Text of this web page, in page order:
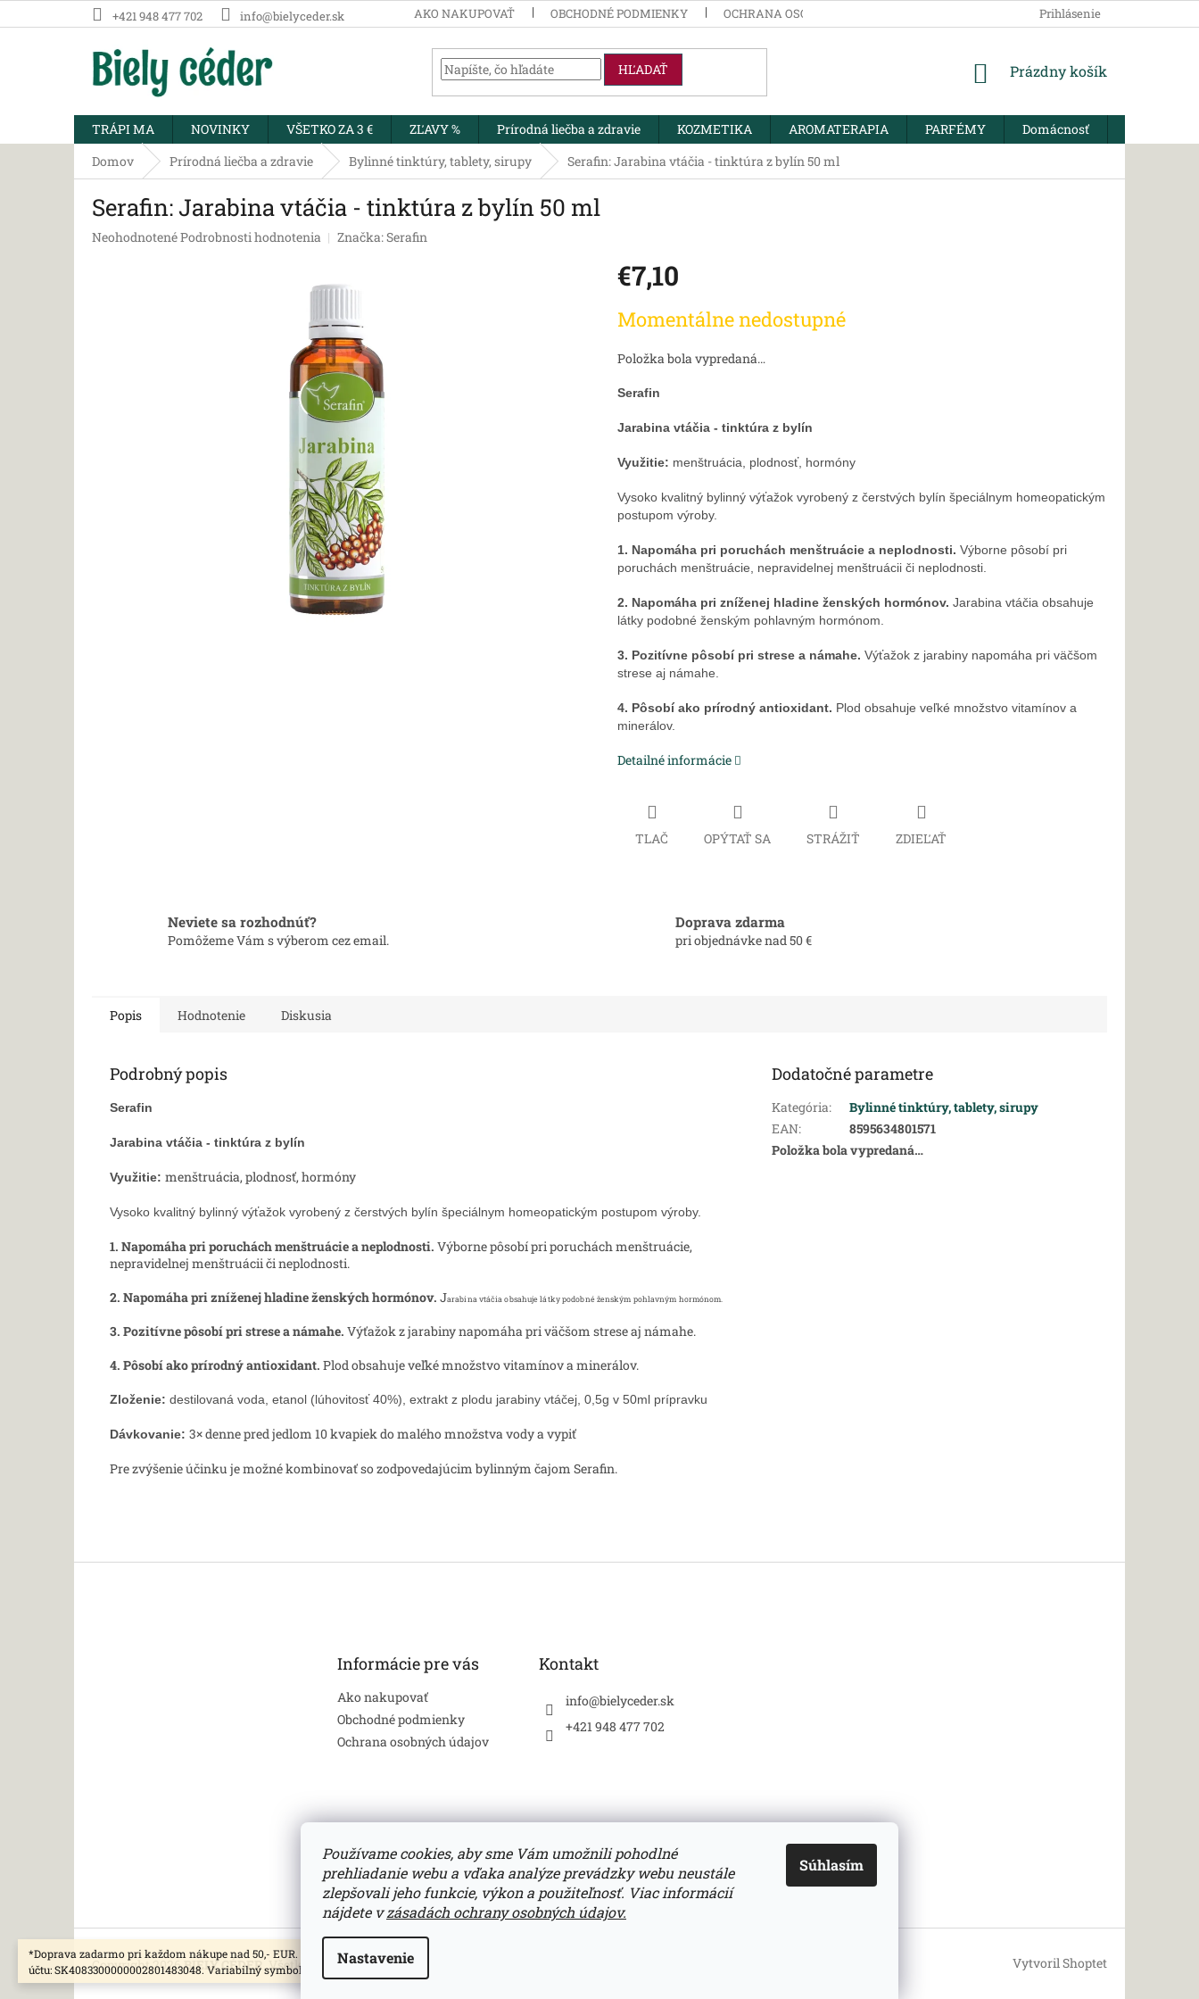
Používame cookies, aby sme Vám umožnili pohodlné
prehliadanie webu a vďaka analýze prevádzky webu neustále
zlepšovali jeho funkcie, výkon a použiteľnosť. Viac informácií
nájdete vzásadách ochrany osobných údajov.
Nastavenie
Súhlasím
na
*Doprava zadarmo pri každom nákupe nad 50,- EUR. *UPOZORNENIE: Číslo
účtu: SK4083300000002801483048. Variabilný symbol - číslo objednávky.
+421 948 477 702 info@bielyceder.sk AKO NAKUPOVAŤ OBCHODNÉ PODMIENKY OCHRANA OSOBNÝCH ÚDAJOV Prihlásenie
HĽADAŤ
NÁKUPNÝ
Prázdny košík
TRÁPI MA NOVINKY VŠETKO ZA 3 € ZĽAVY % Prírodná liečba a zdravie KOZMETIKA AROMATERAPIA PARFÉMY Domácnosť
Domov
Prírodná liečba a zdravie Bylinné tinktúry, tablety, sirupy Serafin: Jarabina vtáčia - tinktúra z bylín 50 ml
Serafin: Jarabina vtáčia - tinktúra z bylín 50 ml
Priemerné
NeohodnotenéPodrobnosti hodnotenia Značka:Serafin
€7,10
cena:
Momentálne nedostupné
Položka bola vypredaná…
Serafin
Jarabina vtáčia - tinktúra z bylín
Využitie: menštruácia, plodnosť, hormóny
Vysoko kvalitný bylinný výťažok vyrobený z čerstvých bylín špeciálnym homeopatickým
postupom výroby.
1. Napomáha pri poruchách menštruácie a neplodnosti. Výborne pôsobí pri
poruchách menštruácie, nepravidelnej menštruácii či neplodnosti.
2. Napomáha pri zníženej hladine ženských hormónov. Jarabina vtáčia obsahuje
látky podobné ženským pohlavným hormónom.
3. Pozitívne pôsobí pri strese a námahe. Výťažok z jarabiny napomáha pri väčšom
strese aj námahe.
4. Pôsobí ako prírodný antioxidant. Plod obsahuje veľké množstvo vitamínov a
minerálov.
Detailné informácie
TLAČ OPÝTAŤ SA STRÁŽIŤ ZDIEĽAŤ
Neviete sa rozhodnúť?
Pomôžeme Vám s výberom cez email.
Doprava zdarma
pri objednávke nad 50 €
Popis Hodnotenie Diskusia
Podrobný popis
Serafin
Jarabina vtáčia - tinktúra z bylín
Využitie: menštruácia, plodnosť, hormóny
Vysoko kvalitný bylinný výťažok vyrobený z čerstvých bylín špeciálnym homeopatickým postupom výroby.
1. Napomáha pri poruchách menštruácie a neplodnosti. Výborne pôsobí pri poruchách menštruácie,
nepravidelnej menštruácii či neplodnosti.
2. Napomáha pri zníženej hladine ženských hormónov. Jarabina vtáčia obsahuje látky podobné ženským pohlavným hormónom.
3. Pozitívne pôsobí pri strese a námahe. Výťažok z jarabiny napomáha pri väčšom strese aj námahe.
4. Pôsobí ako prírodný antioxidant. Plod obsahuje veľké množstvo vitamínov a minerálov.
Zloženie: destilovaná voda, etanol (lúhovitosť 40%), extrakt z plodu jarabiny vtáčej, 0,5g v 50ml prípravku
Dávkovanie: 3× denne pred jedlom 10 kvapiek do malého množstva vody a vypiť
Pre zvýšenie účinku je možné kombinovať so zodpovedajúcim bylinným čajom Serafin.
Dodatočné parametre
Kategória:
Bylinné tinktúry, tablety, sirupy
EAN:
8595634801571
Položka bola vypredaná…
Informácie pre vás
Ako nakupovať
Obchodné podmienky
Ochrana osobných údajov
Kontakt
info@bielyceder.sk
+421 948 477 702
Zboží.cz Heureka.sk
Vytvoril Shoptet
Copyright 2026BIELY CÉDER. Všetky práva vyhradené.